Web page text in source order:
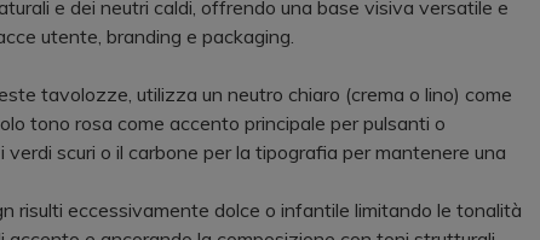
e dei neutri caldi, offrendo una base visiva versatile e
utente, branding e packaging.
tavolozze, utilizza un neutro chiaro (crema o lino) come
tono rosa come accento principale per pulsanti o
scuri o il carbone per la tipografia per mantenere una
risulti eccessivamente dolce o infantile limitando le tonalità